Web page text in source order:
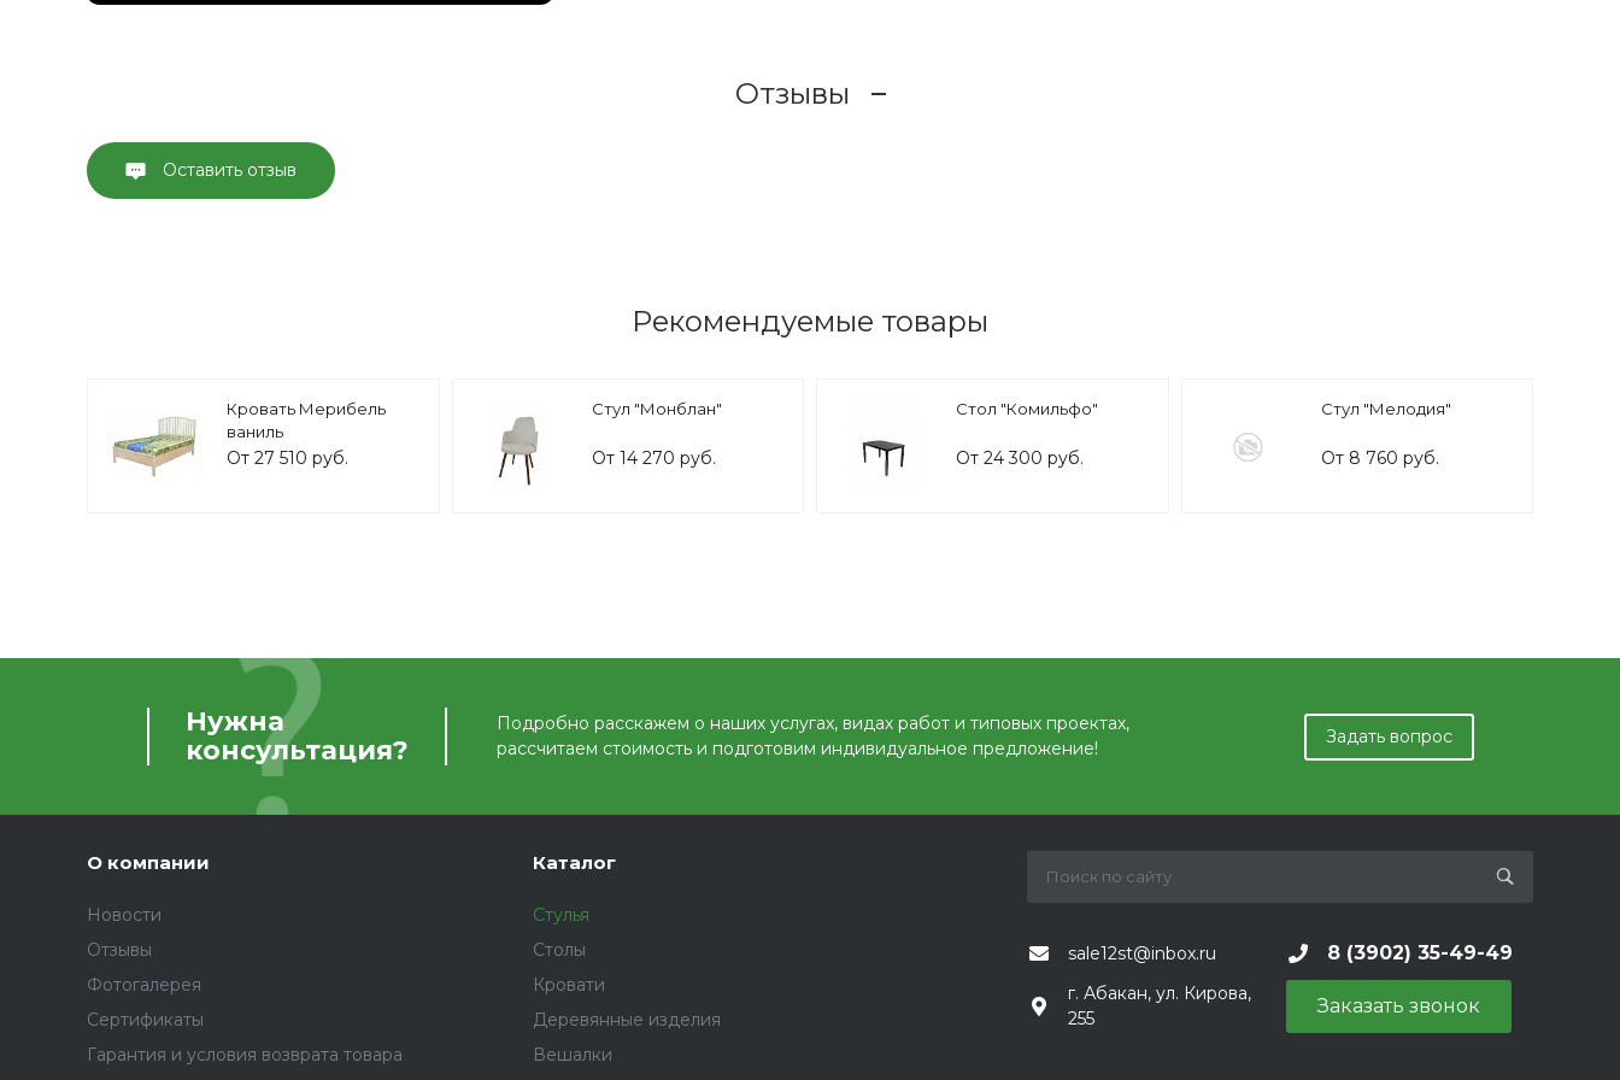
Отзывы
Оставить отзыв
Рекомендуемые товары
Кровать Мерибель
ваниль
От 27 510 руб.
Стул "Монблан"
От 14 270 руб.
Стол "Комильфо"
От 24 300 руб.
Стул "Мелодия"
От 8 760 руб.
Нужна
консультация?
Подробно расскажем о наших услугах, видах работ и типовых проектах,
рассчитаем стоимость и подготовим индивидуальное предложение!
Задать вопрос
О компании
Новости
Отзывы
Фотогалерея
Сертификаты
Гарантия и условия возврата товара
Каталог
Стулья
Столы
Кровати
Деревянные изделия
Вешалки
sale12st@inbox.ru 8 (3902) 35-49-49
г. Абакан, ул. Кирова,
255
Заказать звонок